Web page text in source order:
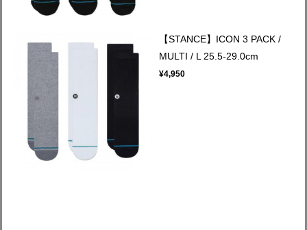
【STANCE】ICON 3 PACK /
MULTI / L 25.5-29.0cm
¥4,950